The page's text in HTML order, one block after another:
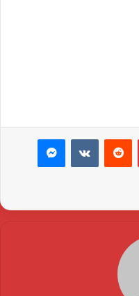
بينتيريست ماسنجر